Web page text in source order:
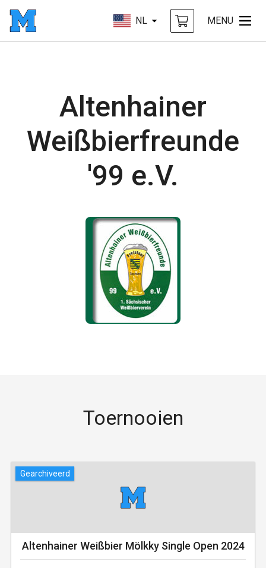
NL MENU
Altenhainer
Weißbierfreunde
'99 e.V.
Toernooien
Gearchiveerd
Altenhainer Weißbier­ Mölkky Single Open ­2024